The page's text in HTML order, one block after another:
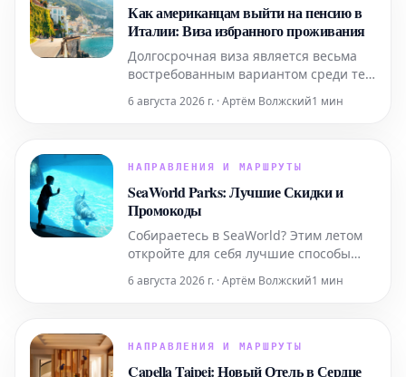
всемирно известной
достопримечательности. Узнайте, как
забронир
Как американцам выйти на пенсию в
Италии: Виза избранного проживания
Долгосрочная виза является весьма
востребованным вариантом среди тех,
постоянное жительство. Ниже
6 августа 2026 г. · Артём Волжский1 мин
НАПРАВЛЕНИЯ И МАРШРУТЫ
SeaWorld Parks: Лучшие Скидки и
Промокоды
Собираетесь в SeaWorld? Этим летом
откройте для себя лучшие способы
временных специальных
для учителей и военнослужащих.
6 августа 2026 г. · Артём Волжский1 мин
НАПРАВЛЕНИЯ И МАРШРУТЫ
Capella Taipei: Новый Отель в Сердце